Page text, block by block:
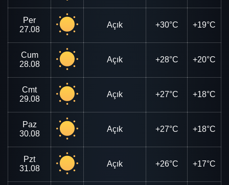
Per
27.08
Açık +30°C +19°C
Cum
28.08
Açık +28°C +20°C
Cmt
29.08
Açık +27°C +18°C
Paz
30.08
Açık +27°C +18°C
Pzt
31.08
Açık +26°C +17°C